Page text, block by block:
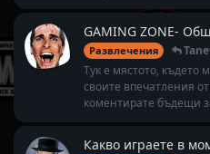
GAMING ZONE-
Развлечения
Тук е мястото, където
своите впечатления
коментирате бъдещи
Какво играете в